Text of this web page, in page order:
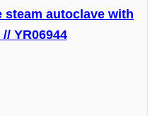
steam autoclave with
YR06944